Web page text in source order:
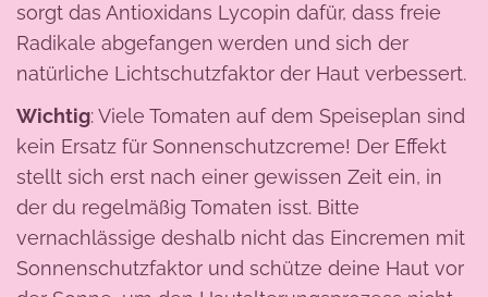
sorgt das Antioxidans Lycopin dafür, dass freie
Radikale abgefangen werden und sich der
natürliche Lichtschutzfaktor der Haut verbessert.
Wichtig: Viele Tomaten auf dem Speiseplan sind
kein Ersatz für Sonnenschutzcreme! Der Effekt
stellt sich erst nach einer gewissen Zeit ein, in
der du regelmäßig Tomaten isst. Bitte
vernachlässige deshalb nicht das Eincremen mit
Sonnenschutzfaktor und schütze deine Haut vor